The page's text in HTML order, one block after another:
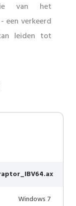
van het
een verkeerd
leiden tot
Windows 7